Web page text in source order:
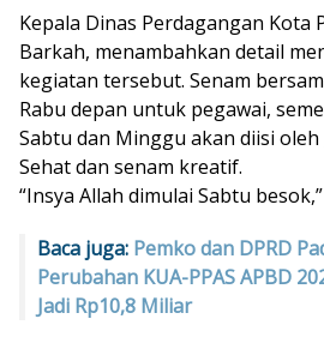
Kepala Dinas Perdagangan Kota
Barkah, menambahkan detail
kegiatan tersebut. Senam
Rabu depan untuk pegawai,
Sabtu dan Minggu akan diisi
Sehat dan senam kreatif.
“Insya Allah dimulai Sabtu
Baca juga: Pemko dan DPRD
Perubahan KUA-PPAS APBD
Jadi Rp10,8 Miliar